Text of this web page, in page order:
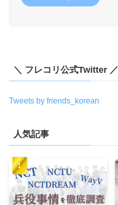
＼ フレコリ公式Twitter ／
Tweets by friends_korean
人気記事